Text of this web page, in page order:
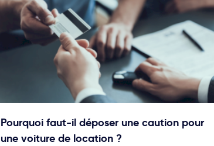
Pourquoi faut-il déposer une caution pour
une voiture de location ?